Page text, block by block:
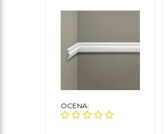
OCENA: